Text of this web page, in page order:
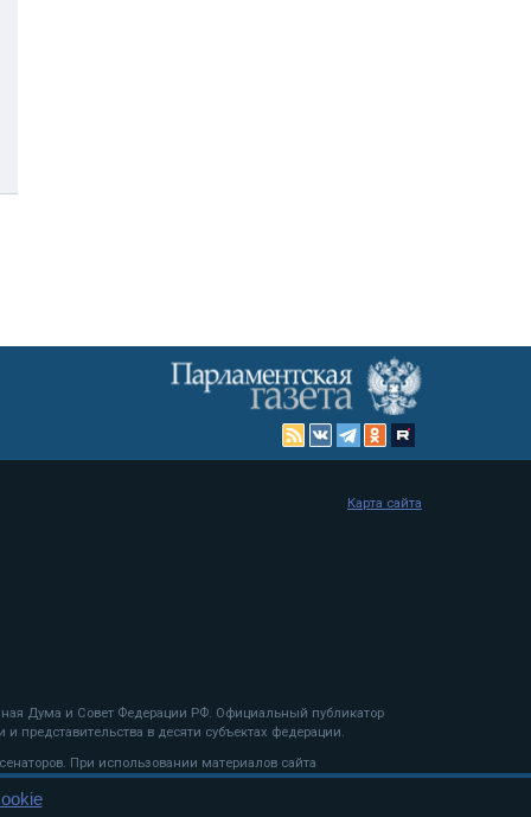
Дума и Совет Федерации РФ. Официальный публикатор
представительства в десяти субъектах федерации.
При использовании материалов сайта
Карта сайта